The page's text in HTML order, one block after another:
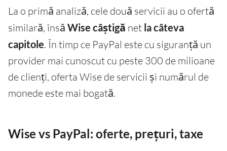
La o primă analiză, cele două servicii au o ofertă
similară, însă Wise câștigă net lacâteva
capitole. În timp ce PayPal este cu siguranță un
provider mai cunoscut cu peste 300 de milioane
de clienți, oferta Wise de servicii și numărul de
monede este mai bogată.
Wise vs PayPal: oferte, prețuri, taxe